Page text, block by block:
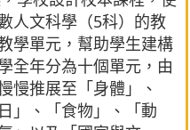
人文科學（5科）的教
學單元，幫助學生建構
全年分為十個單元，由
慢推展至「身體」、
」、「食物」、「動